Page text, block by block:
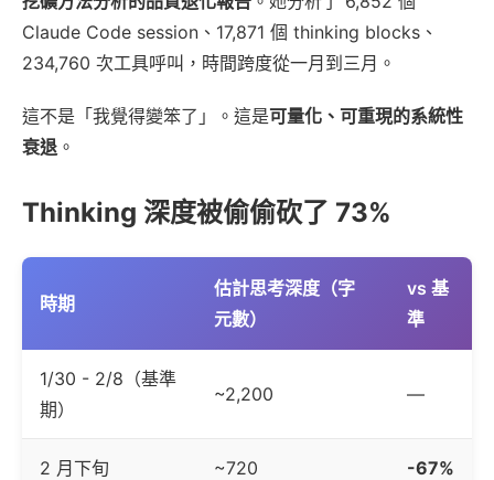
Claude Code session、17,871 個 thinking blocks、
234,760 次工具呼叫，時間跨度從一月到三月。
這不是「我覺得變笨了」。這是可量化、可重現的系統性
衰退 。
Thinking 深度被偷偷砍了 73%
時期
估計思考深度（字
元數）
vs 基
準
1/30 - 2/8（基準
期）
~2,200 —
2 月下旬 ~720 -67%